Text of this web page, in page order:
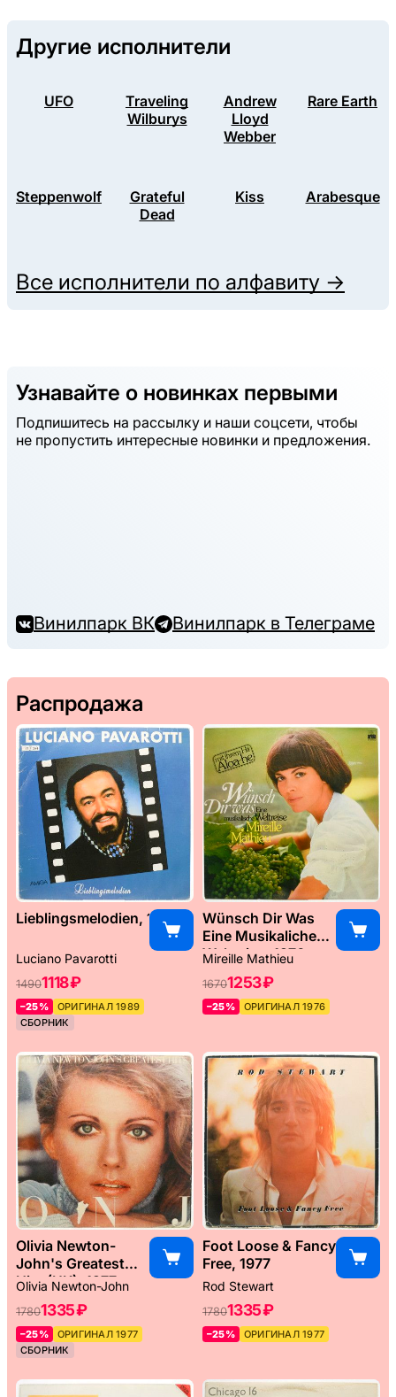
Другие исполнители
UFO
Traveling
Wilburys
Andrew
Lloyd
Webber
Rare Earth
Steppenwolf
Grateful
Dead
Kiss Arabesque
Все исполнители по алфавиту →
Узнавайте о новинках первыми
Подпишитесь на рассылку и наши соцсети, чтобы
не пропустить интересные новинки и предложения.
Винилпарк ВК Винилпарк в Телеграме
Распродажа
Lieblingsmelodien, 1989
Luciano Pavarotti
14901118 ₽
–25%
ОРИГИНАЛ 1989
СБОРНИК
Wünsch Dir Was
Eine Musikaliche
Weltreise, 1976
Mireille Mathieu
16701253 ₽
–25% ОРИГИНАЛ 1976
Olivia Newton-
John's Greatest
Hits (UK), 1977
Olivia Newton-John
17801335 ₽
–25%
ОРИГИНАЛ 1977
СБОРНИК
Foot Loose & Fancy
Free, 1977
Rod Stewart
17801335 ₽
–25% ОРИГИНАЛ 1977